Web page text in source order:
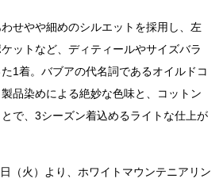
せやや細めのシルエットを採用し、左
ットなど、ディティールやサイズバラ
1着。バブアの代名詞であるオイルドコ
品染めによる絶妙な色味と、コットン
で、3シーズン着込めるライトな仕上が
（火）より、ホワイトマウンテニアリン